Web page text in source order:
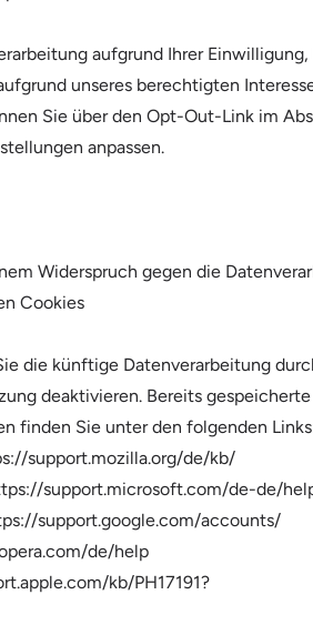
aufgrund Ihrer
unseres berechtigten
Sie über den Opt-Out-Link im
anpassen.
Widerspruch gegen die
Cookies
die künftige Datenverarbeitung
deaktivieren. Bereits
finden Sie unter den folgenden
support.mozilla.org/de/kb/
support.microsoft.com/de-de/
support.google.com/accounts/
de/help
kb/PH17191?